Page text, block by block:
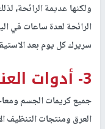
ولكنها عديمة الرائحة،
الرائحة لعدة ساعات في
سريرك كل يوم بعد
3- أدوات العناية بالبشرة والشعر
جميع كريمات الجسم
العرقومنتجات التنظيف